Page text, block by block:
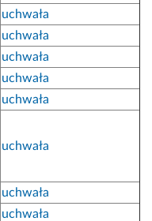
uchwała
uchwała
uchwała
uchwała
uchwała
uchwała
uchwała
uchwała